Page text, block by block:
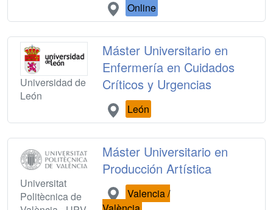
Online
Universidad de
León
Máster Universitario en
Enfermería en Cuidados
Críticos y Urgencias
León
Universitat
Politècnica de
Máster Universitario en
Producción Artística
Valencia /